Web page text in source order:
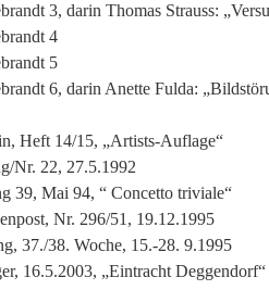
3, darin Thomas Strauss:
4
5
6, darin Anette Fulda:
Heft 14/15, „Artists-Auflage“
Nr. 22, 27.5.1992
39, Mai 94, “ Concetto triviale“
Nr. 296/51, 19.12.1995
37./38. Woche, 15.-28. 9.1995
16.5.2003, „Eintracht Deggendorf“